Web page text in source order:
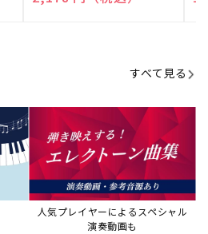
すべて見る
人気プレイヤーによるスペシャル
演奏動画も